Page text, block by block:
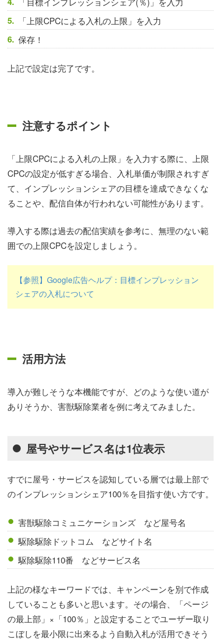
「上限CPCによる入札の上限」を入力
保存！
上記で設定は完了です。
注意するポイント
「上限CPCによる入札の上限」を入力する際に、上限
CPCの設定が低すぎる場合、入札単価が制限されすぎ
て、インプレッションシェアの目標を達成できなくな
ることや、配信自体が行われない可能性があります。
導入する際は過去の配信実績を参考に、無理のない範
囲での上限CPCを設定しましょう。
【参照】Google広告ヘルプ：目標インプレッション
シェアの入札について
活用方法
導入が難しそうな本機能ですが、どのような使い道が
ありそうか、害獣駆除業者を例に考えてみました。
屋号やサービス名は1位表示
すでに屋号・サービスを認知している層では最上部で
のインプレッションシェア100％を目指す使い方です。
害獣駆除コミュニケーションズ など屋号名
駆除駆除ドットコム などサイト名
駆除駆除110番 などサービス名
上記の様なキーワードでは、キャンペーンを別で作成
していることも多いと思います。その場合、「ページ
の最上部」×「100％」と設定することでユーザー取り
こぼしを最小限に出来るよう自動入札が活用できそう